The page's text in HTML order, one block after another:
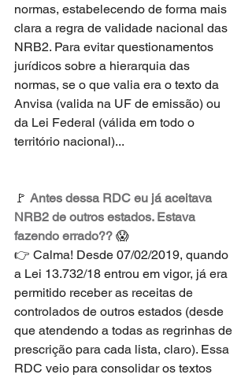
normas, estabelecendo de forma mais
clara a regra de validade nacional das
NRB2. Para evitar questionamentos
jurídicos sobre a hierarquia das
normas, se o que valia era o texto da
Anvisa (valida na UF de emissão) ou
da Lei Federal (válida em todo o
território nacional)...
🚩 Antes dessa RDC eu já aceitava
NRB2 de outros estados. Estava
fazendo errado?? 😱
👉 Calma! Desde 07/02/2019, quando
a Lei 13.732/18 entrou em vigor, já era
permitido receber as receitas de
controlados de outros estados (desde
que atendendo a todas as regrinhas de
prescrição para cada lista, claro). Essa
RDC veio para consolidar os textos